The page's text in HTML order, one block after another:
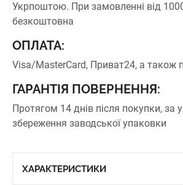
Укрпоштою. При замовленні від
безкоштовна
ОПЛАТА:
Visa/MasterCard, Приват24, а також
ГАРАНТІЯ ПОВЕРНЕННЯ:
Протягом 14 днів після покупки, за
збереження заводської упаковки
ХАРАКТЕРИСТИКИ